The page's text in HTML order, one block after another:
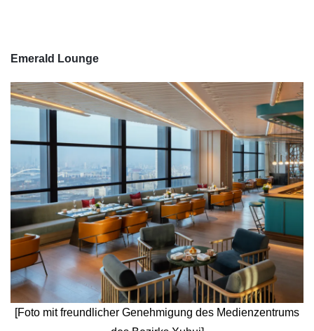
Emerald Lounge
[Foto mit freundlicher Genehmigung des Medienzentrums